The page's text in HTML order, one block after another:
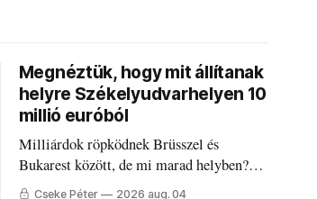
Megnéztük, hogy mit állítanak
helyre Székelyudvarhelyen 10
millió euróból
Milliárdok röpködnek Brüsszel és
Bukarest között, de mi marad helyben?
Mire költik a PNRR-pénzeket
Cseke Péter 2026 aug. 04